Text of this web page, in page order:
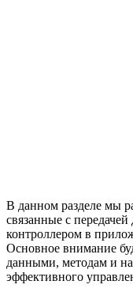
В данном разделе мы
связанные с
контроллером в
Основное внимание
данными, методам и
эффективного